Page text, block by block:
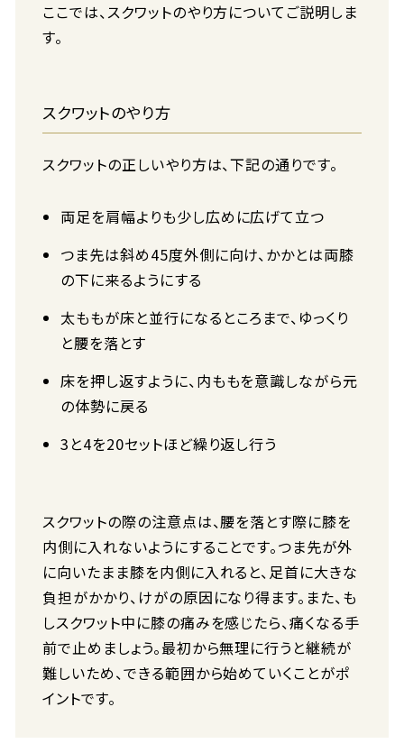
ここでは、スクワットのやり方についてご説明しま
す。
スクワットのやり方
スクワットの正しいやり方は、下記の通りです。
両足を肩幅よりも少し広めに広げて立つ
つま先は斜め45度外側に向け、かかとは両膝
の下に来るようにする
太ももが床と並行になるところまで、ゆっくり
と腰を落とす
床を押し返すように、内ももを意識しながら元
の体勢に戻る
3と4を20セットほど繰り返し行う
スクワットの際の注意点は、腰を落とす際に膝を
内側に入れないようにすることです。つま先が外
に向いたまま膝を内側に入れると、足首に大きな
負担がかかり、けがの原因になり得ます。また、も
しスクワット中に膝の痛みを感じたら、痛くなる手
前で止めましょう。最初から無理に行うと継続が
難しいため、できる範囲から始めていくことがポ
イントです。